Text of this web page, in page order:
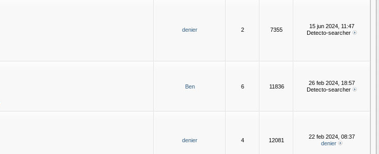
denier 2 7355
15 jun 2024, 11:47
Detecto-searcher
Ben 6 11836
26 feb 2024, 18:57
Detecto-searcher
denier 4 12081
22 feb 2024, 08:37
denier